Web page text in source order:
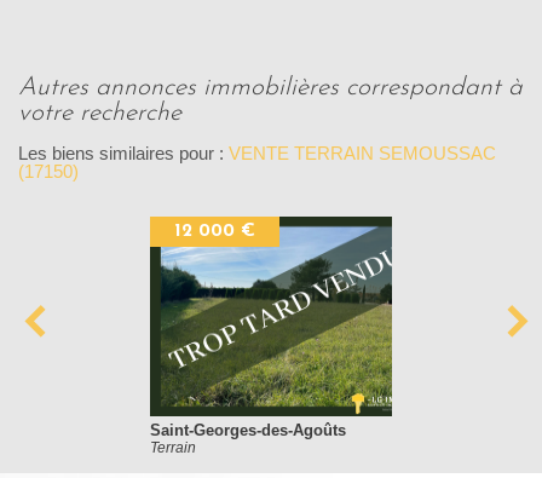
autres annonces immobilières correspondant à
votre recherche
Les biens similaires pour : VENTE TERRAIN SEMOUSSAC
(17150)
12 000 €
Saint-Georges-des-Agoûts
Terrain